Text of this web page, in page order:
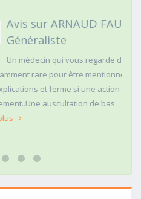
FAURIE, Médecin
regarde dans les yeux c'est
mentionné. Posé,clair dans
une action doit être menée
de bas